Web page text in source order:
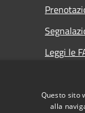
Leggi le
Questo sito
alla